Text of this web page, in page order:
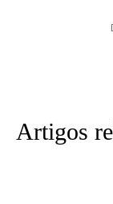
Artigos